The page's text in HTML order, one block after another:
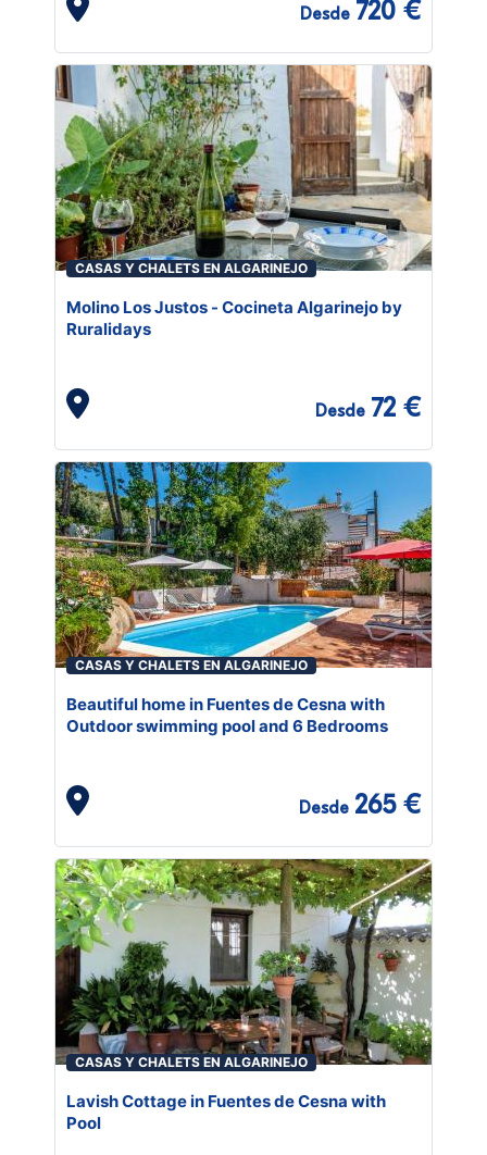
Desde 720 €
CASAS Y CHALETS EN ALGARINEJO
Molino Los Justos - Cocineta Algarinejo by
Ruralidays
Desde 72 €
CASAS Y CHALETS EN ALGARINEJO
Beautiful home in Fuentes de Cesna with
Outdoor swimming pool and 6 Bedrooms
Desde 265 €
CASAS Y CHALETS EN ALGARINEJO
Lavish Cottage in Fuentes de Cesna with
Pool